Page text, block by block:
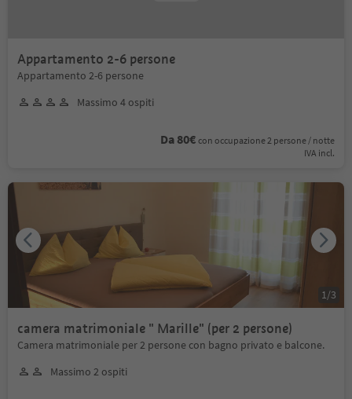
Appartamento 2-6 persone
Appartamento 2-6 persone
Massimo 4 ospiti
Da 80€ con occupazione 2 persone / notte
IVA incl.
camera matrimoniale " Marille" (per 2 persone)
Camera matrimoniale per 2 persone con bagno privato e balcone.
Massimo 2 ospiti
1 /3